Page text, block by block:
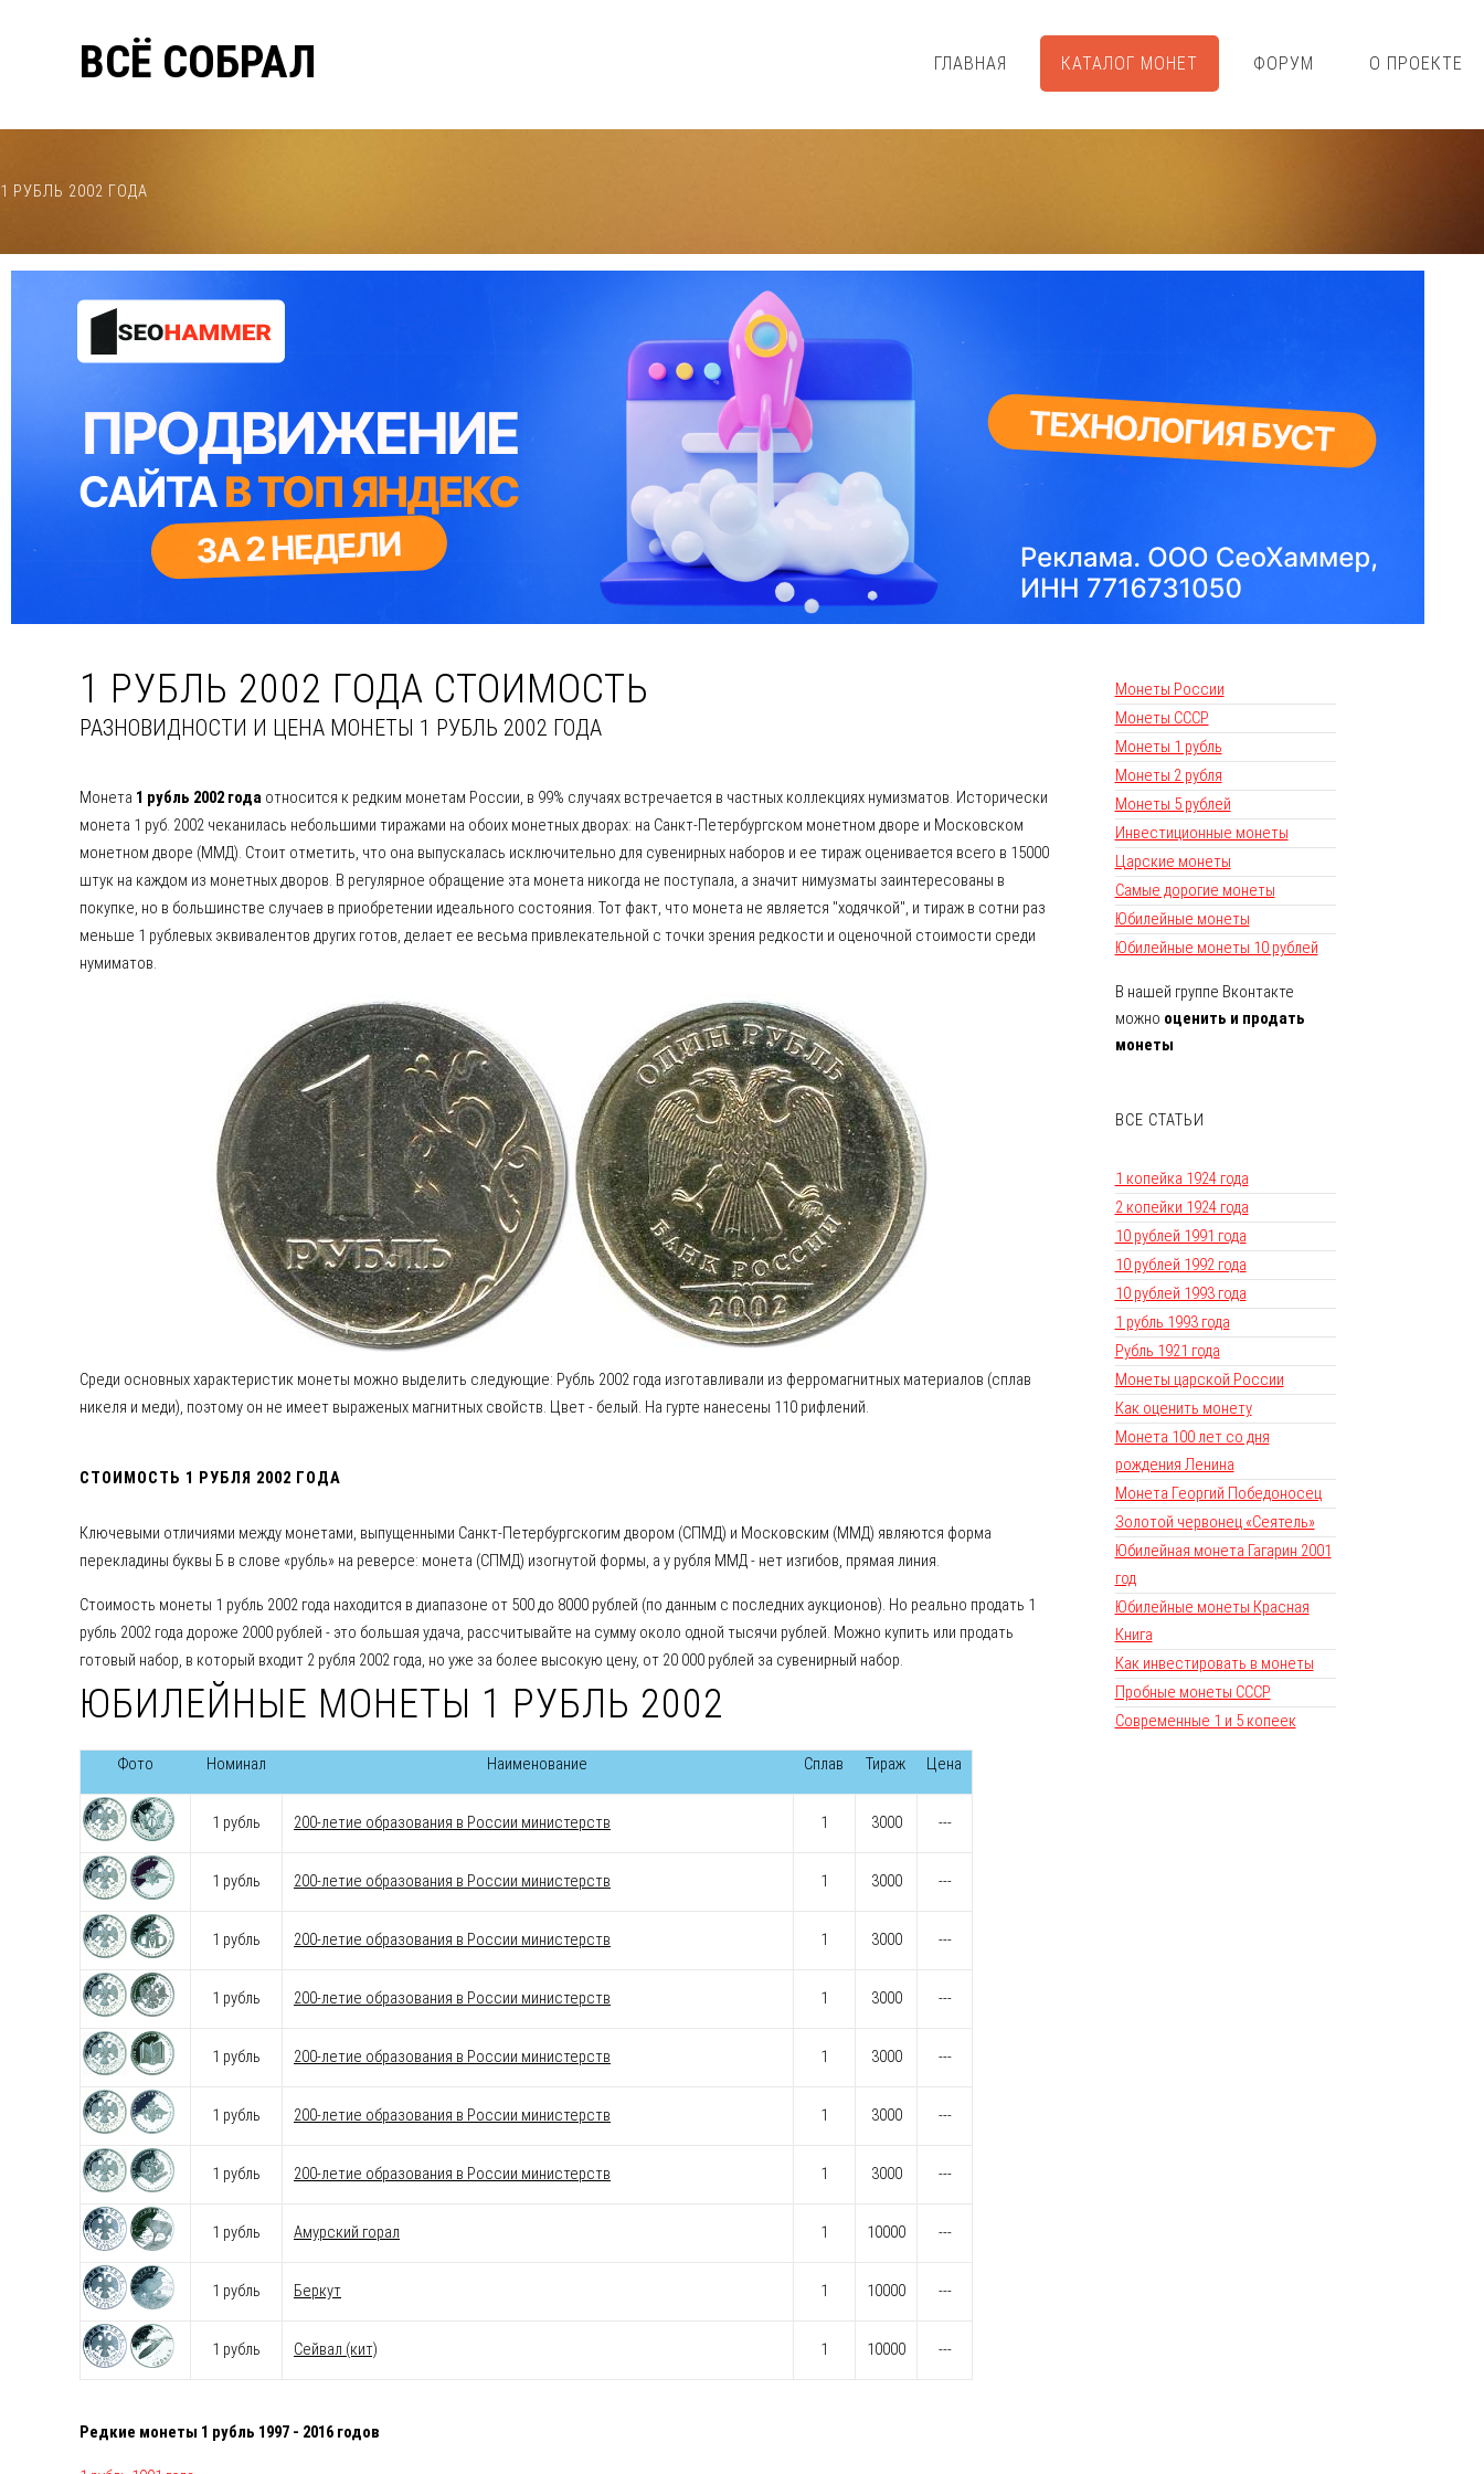
ВСЁ СОБРАЛ ГЛАВНАЯ КАТАЛОГ МОНЕТ ФОРУМ О ПРОЕКТЕ
1 РУБЛЬ 2002 ГОДА
1 РУБЛЬ 2002 ГОДА СТОИМОСТЬ
РАЗНОВИДНОСТИ И ЦЕНА МОНЕТЫ 1 РУБЛЬ 2002 ГОДА
Монета 1 рубль 2002 года относится к редким монетам России, в 99% случаях встречается в частных коллекциях нумизматов. Исторически
монета 1 руб. 2002 чеканилась небольшими тиражами на обоих монетных дворах: на Санкт-Петербургском монетном дворе и Московском
монетном дворе (ММД). Стоит отметить, что она выпускалась исключительно для сувенирных наборов и ее тираж оценивается всего в 15000
штук на каждом из монетных дворов. В регулярное обращение эта монета никогда не поступала, а значит нимузматы заинтересованы в
покупке, но в большинстве случаев в приобретении идеального состояния. Тот факт, что монета не является "ходячкой", и тираж в сотни раз
меньше 1 рублевых эквивалентов других готов, делает ее весьма привлекательной с точки зрения редкости и оценочной стоимости среди
нумиматов.
Среди основных характеристик монеты можно выделить следующие: Рубль 2002 года изготавливали из ферромагнитных материалов (сплав
никеля и меди), поэтому он не имеет выраженых магнитных свойств. Цвет - белый. На гурте нанесены 110 рифлений.
СТОИМОСТЬ 1 РУБЛЯ 2002 ГОДА
Ключевыми отличиями между монетами, выпущенными Санкт-Петербургскогим двором (СПМД) и Московским (ММД) являются форма
перекладины буквы Б в слове «рубль» на реверсе: монета (СПМД) изогнутой формы, а у рубля ММД - нет изгибов, прямая линия.
Стоимость монеты 1 рубль 2002 года находится в диапазоне от 500 до 8000 рублей (по данным с последних аукционов). Но реально продать 1
рубль 2002 года дороже 2000 рублей - это большая удача, рассчитывайте на сумму около одной тысячи рублей. Можно купить или продать
готовый набор, в который входит 2 рубля 2002 года, но уже за более высокую цену, от 20 000 рублей за сувенирный набор.
ЮБИЛЕЙНЫЕ МОНЕТЫ 1 РУБЛЬ 2002
Фото Номинал Наименование Сплав Тираж Цена
1 рубль 200-летие образования в России министерств 1 3000 ---
1 рубль 200-летие образования в России министерств 1 3000 ---
1 рубль 200-летие образования в России министерств 1 3000 ---
1 рубль 200-летие образования в России министерств 1 3000 ---
1 рубль 200-летие образования в России министерств 1 3000 ---
1 рубль 200-летие образования в России министерств 1 3000 ---
1 рубль 200-летие образования в России министерств 1 3000 ---
1 рубль Амурский горал 1 10000 ---
1 рубль Беркут 1 10000 ---
1 рубль Сейвал (кит) 1 10000 ---
Редкие монеты 1 рубль 1997 - 2016 годов
Монеты России
Монеты СССР
Монеты 1 рубль
Монеты 2 рубля
Монеты 5 рублей
Инвестиционные монеты
Царские монеты
Самые дорогие монеты
Юбилейные монеты
Юбилейные монеты 10 рублей
В нашей группе Вконтакте
можно оценить и продать
монеты
ВСЕ СТАТЬИ
1 копейка 1924 года
2 копейки 1924 года
10 рублей 1991 года
10 рублей 1992 года
10 рублей 1993 года
1 рубль 1993 года
Рубль 1921 года
Монеты царской России
Как оценить монету
Монета 100 лет со дня
рождения Ленина
Монета Георгий Победоносец
Золотой червонец «Сеятель»
Юбилейная монета Гагарин 2001
год
Юбилейные монеты Красная
Книга
Как инвестировать в монеты
Пробные монеты СССР
Современные 1 и 5 копеек